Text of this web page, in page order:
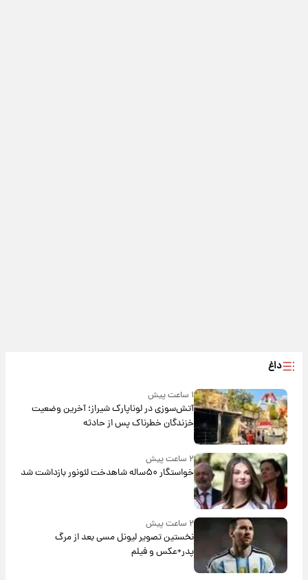
داغ
۱ ساعت پیش
آتش‌سوزی در لوناپارک شیراز؛ آخرین وضعیت
خزندگان خطرناک پس از حادثه
۲ ساعت پیش
خواستگار ۵۰ساله شاهدخت لئونور بازداشت شد
۲ ساعت پیش
نخستین تصویر لیونل مسی بعد از مرگ
پدر+عکس و فیلم